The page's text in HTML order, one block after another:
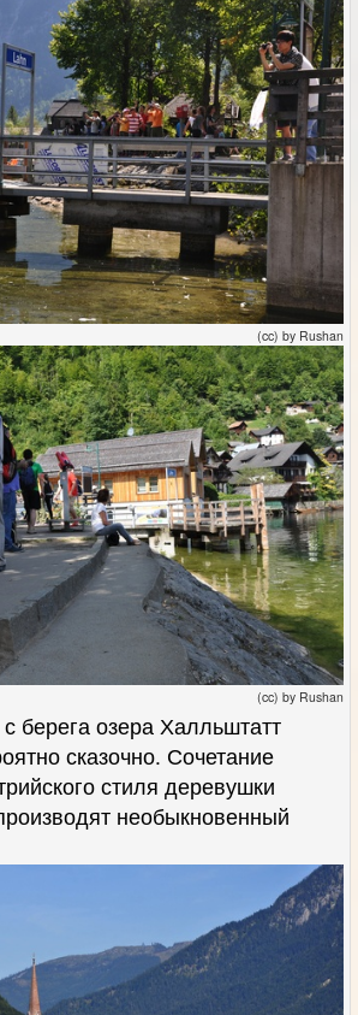
(cc) by Rushan
(cc) by Rushan
берега озера Халльштатт
сказочно. Сочетание
стиля деревушки
необыкновенный